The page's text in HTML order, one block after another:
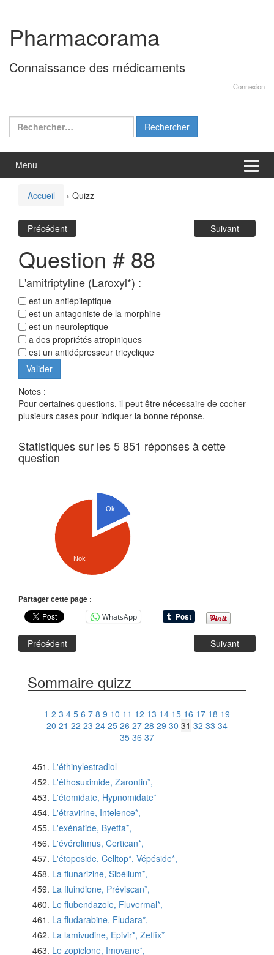
contenu
menu
principal
Pharmacorama
Connaissance des médicaments
Connexion
Rechercher :
Menu
Accueil › Quizz
Précédent Suivant
Question # 88
L'amitriptyline (Laroxyl*) :
est un antiépileptique
est un antagoniste de la morphine
est un neuroleptique
a des propriétés atropiniques
est un antidépresseur tricyclique
Notes :
Pour certaines questions, il peut être nécessaire de cocher
plusieurs cases pour indiquer la bonne réponse.
Statistiques sur les 5 851 réponses à cette
question
Ok
Nok
Partager cette page :
WhatsApp
Précédent Suivant
Sommaire quizz
1 2 3 4 5 6 7 8 9 10 11 12 13 14 15 16 17 18 19
20 21 22 23 24 25 26 27 28 29 30 31 32 33 34
35 36 37
L'éthinylestradiol
L'éthosuximide, Zarontin*,
L'étomidate, Hypnomidate*
L'étravirine, Intelence*,
L'exénatide, Byetta*,
L'évérolimus, Certican*,
L'étoposide, Celltop*, Vépéside*,
La flunarizine, Sibélium*,
La fluindione, Préviscan*,
Le flubendazole, Fluvermal*,
La fludarabine, Fludara*,
La lamivudine, Epivir*, Zeffix*
Le zopiclone, Imovane*,